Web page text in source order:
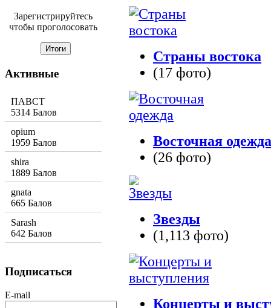
Страны востока
(17 фото)
Восточная одежда
(26 фото)
Звезды
(1,113 фото)
Концерты и
Зарегистрируйтесь
чтобы проголосовать
Активные
ПАВСТ
5314 Балов
opium
1959 Балов
shira
1889 Балов
gnata
665 Балов
Sarash
642 Балов
Подписаться
E-mail